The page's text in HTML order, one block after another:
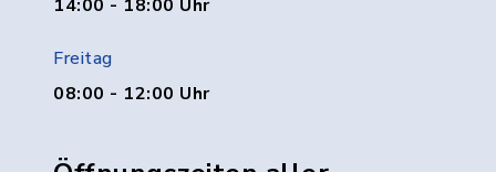
14:00 - 18:00 Uhr
Freitag
08:00 - 12:00 Uhr